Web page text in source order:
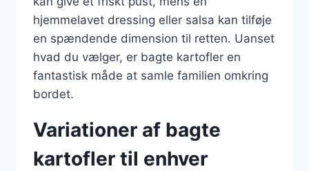
hjemmelavet dressing eller salsa kan tilføje
en spændende dimension til retten. Uanset
hvad du vælger, er bagte kartofler en
fantastisk måde at samle familien omkring
bordet.
Variationer af bagte
kartofler til enhver